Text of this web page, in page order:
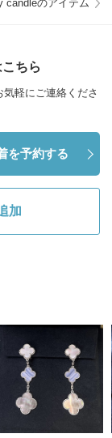
candleのアイテム
ちら
軽にご連絡くださ
を予約する
加